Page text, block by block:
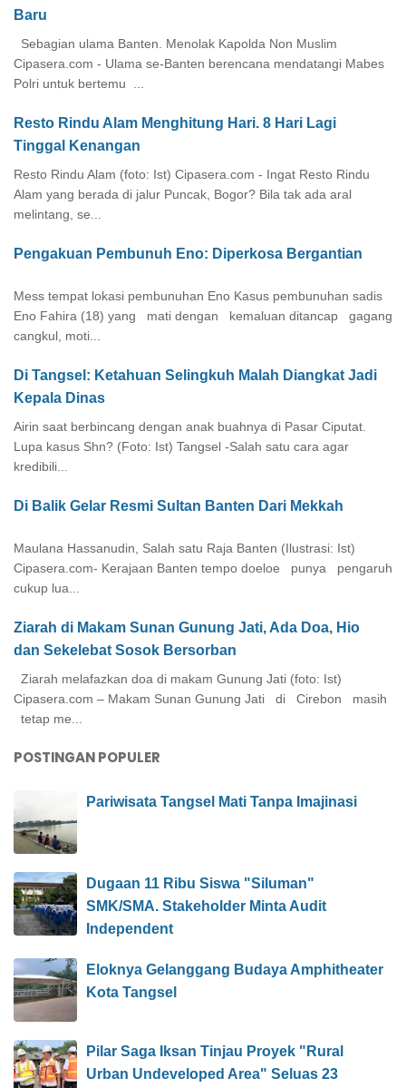
Baru
Sebagian ulama Banten. Menolak Kapolda Non Muslim
Cipasera.com - Ulama se-Banten berencana mendatangi Mabes
Polri untuk bertemu ...
Resto Rindu Alam Menghitung Hari. 8 Hari Lagi
Tinggal Kenangan
Resto Rindu Alam (foto: Ist) Cipasera.com - Ingat Resto Rindu
Alam yang berada di jalur Puncak, Bogor? Bila tak ada aral
melintang, se...
Pengakuan Pembunuh Eno: Diperkosa Bergantian
Mess tempat lokasi pembunuhan Eno Kasus pembunuhan sadis
Eno Fahira (18) yang mati dengan kemaluan ditancap gagang
cangkul, moti...
Di Tangsel: Ketahuan Selingkuh Malah Diangkat Jadi
Kepala Dinas
Airin saat berbincang dengan anak buahnya di Pasar Ciputat.
Lupa kasus Shn? (Foto: Ist) Tangsel -Salah satu cara agar
kredibili...
Di Balik Gelar Resmi Sultan Banten Dari Mekkah
Maulana Hassanudin, Salah satu Raja Banten (Ilustrasi: Ist)
Cipasera.com- Kerajaan Banten tempo doeloe punya pengaruh
cukup lua...
Ziarah di Makam Sunan Gunung Jati, Ada Doa, Hio
dan Sekelebat Sosok Bersorban
Ziarah melafazkan doa di makam Gunung Jati (foto: Ist)
Cipasera.com – Makam Sunan Gunung Jati di Cirebon masih
tetap me...
POSTINGAN POPULER
Pariwisata Tangsel Mati Tanpa Imajinasi
Dugaan 11 Ribu Siswa "Siluman"
SMK/SMA. Stakeholder Minta Audit
Independent
Eloknya Gelanggang Budaya Amphitheater
Kota Tangsel
Pilar Saga Iksan Tinjau Proyek "Rural
Urban Undeveloped Area" Seluas 23